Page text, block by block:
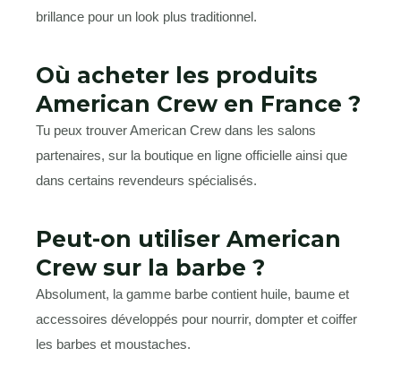
brillance pour un look plus traditionnel.
Où acheter les produits
American Crew en France ?
Tu peux trouver American Crew dans les salons
partenaires, sur la boutique en ligne officielle ainsi que
dans certains revendeurs spécialisés.
Peut-on utiliser American
Crew sur la barbe ?
Absolument, la gamme barbe contient huile, baume et
accessoires développés pour nourrir, dompter et coiffer
les barbes et moustaches.